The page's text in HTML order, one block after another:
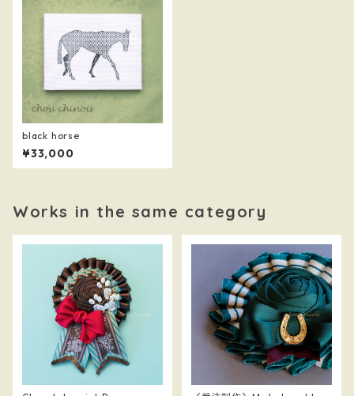
black horse
¥33,000
Works in the same category